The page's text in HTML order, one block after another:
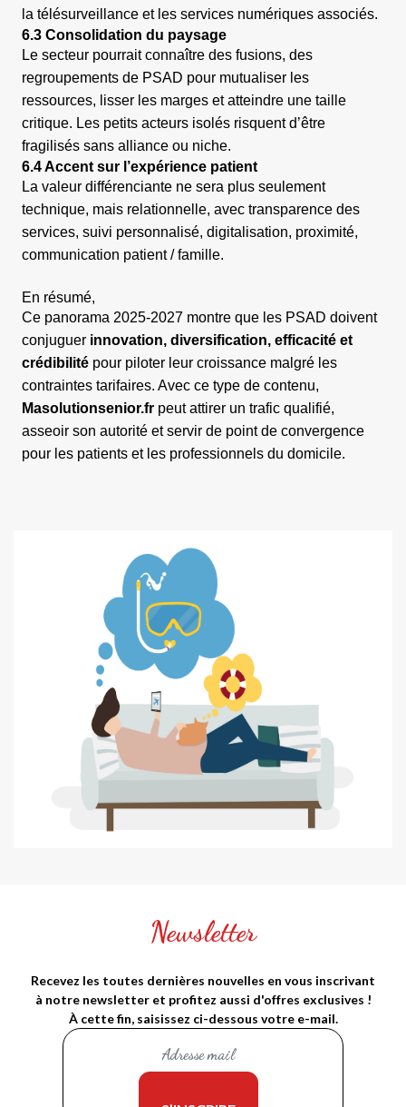
la télésurveillance et les services numériques associés.
6.3 Consolidation du paysage
Le secteur pourrait connaître des fusions, des
regroupements de PSAD pour mutualiser les
ressources, lisser les marges et atteindre une taille
critique. Les petits acteurs isolés risquent d’être
fragilisés sans alliance ou niche.
6.4 Accent sur l’expérience patient
La valeur différenciante ne sera plus seulement
technique, mais relationnelle, avec transparence des
services, suivi personnalisé, digitalisation, proximité,
communication patient / famille.
En résumé,
Ce panorama 2025-2027 montre que les PSAD doivent
conjuguer innovation, diversification, efficacité et
crédibilité pour piloter leur croissance malgré les
contraintes tarifaires. Avec ce type de contenu,
Masolutionsenior.fr peut attirer un trafic qualifié,
asseoir son autorité et servir de point de convergence
pour les patients et les professionnels du domicile.
Newsletter
Recevez les toutes dernières nouvelles en vous inscrivant
à notre newsletter et profitez aussi d'offres exclusives !
À cette fin, saisissez ci-dessous votre e-mail.